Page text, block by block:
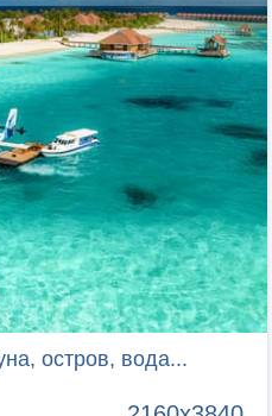
остров, вода...